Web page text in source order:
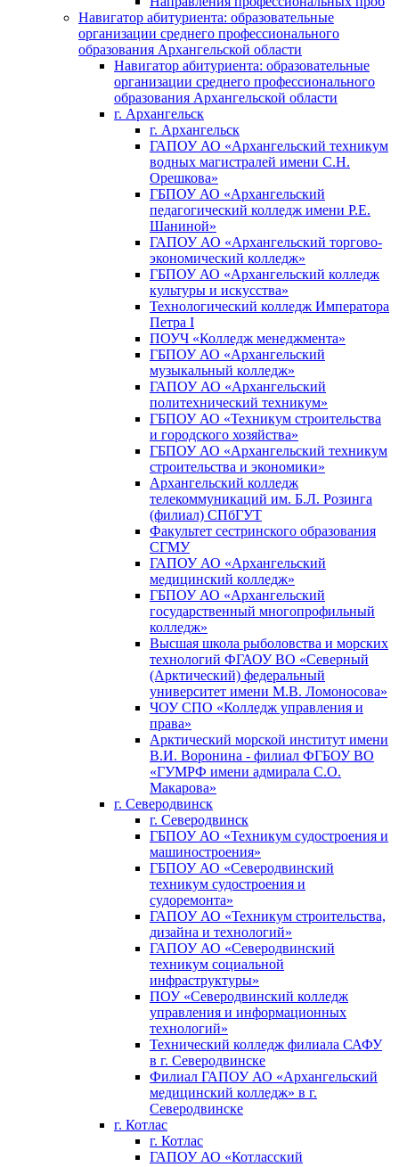
Навигатор абитуриента: образовательные
организации среднего профессионального
образования Архангельской области
Навигатор абитуриента: образовательные
организации среднего профессионального
образования Архангельской области
г. Архангельск
г. Архангельск
ГАПОУ АО «Архангельский техникум
водных магистралей имени С.Н.
Орешкова»
ГБПОУ АО «Архангельский
педагогический колледж имени Р.Е.
Шаниной»
ГАПОУ АО «Архангельский торгово-
экономический колледж»
ГБПОУ АО «Архангельский колледж
культуры и искусства»
Технологический колледж Императора
Петра I
ПОУЧ «Колледж менеджмента»
ГБПОУ АО «Архангельский
музыкальный колледж»
ГАПОУ АО «Архангельский
политехнический техникум»
ГБПОУ АО «Техникум строительства
и городского хозяйства»
ГБПОУ АО «Архангельский техникум
строительства и экономики»
Архангельский колледж
телекоммуникаций им. Б.Л. Розинга
(филиал) СПбГУТ
Факультет сестринского образования
СГМУ
ГАПОУ АО «Архангельский
медицинский колледж»
ГБПОУ АО «Архангельский
государственный многопрофильный
колледж»
Высшая школа рыболовства и морских
технологий ФГАОУ ВО «Северный
(Арктический) федеральный
университет имени М.В. Ломоносова»
ЧОУ СПО «Колледж управления и
права»
Арктический морской институт имени
В.И. Воронина - филиал ФГБОУ ВО
«ГУМРФ имени адмирала С.О.
Макарова»
г. Северодвинск
г. Северодвинск
ГБПОУ АО «Техникум судостроения и
машиностроения»
ГБПОУ АО «Северодвинский
техникум судостроения и
судоремонта»
ГАПОУ АО «Техникум строительства,
дизайна и технологий»
ГАПОУ АО «Северодвинский
техникум социальной
инфраструктуры»
ПОУ «Северодвинский колледж
управления и информационных
технологий»
Технический колледж филиала САФУ
в г. Северодвинске
Филиал ГАПОУ АО «Архангельский
медицинский колледж» в г.
Северодвинске
г. Котлас
г. Котлас
ГАПОУ АО «Котласский